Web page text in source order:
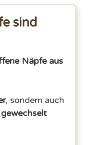
sind
Näpfe aus
, sondern auch